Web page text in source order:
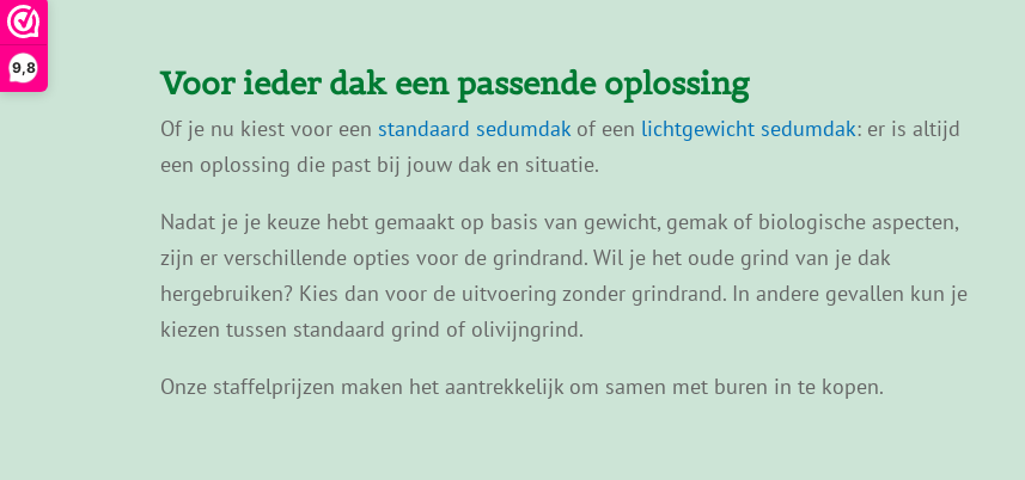
9,8 Voor ieder dak een passende oplossing
Of je nu kiest voor een standaard sedumdakof een lichtgewicht sedumdak: er is altijd
een oplossing die past bij jouw dak en situatie.
Nadat je je keuze hebt gemaakt op basis van gewicht, gemak of biologische aspecten,
zijn er verschillende opties voor de grindrand. Wil je het oude grind van je dak
hergebruiken? Kies dan voor de uitvoering zonder grindrand. In andere gevallen kun je
kiezen tussen standaard grind of olivijngrind.
Onze staffelprijzen maken het aantrekkelijk om samen met buren in te kopen.